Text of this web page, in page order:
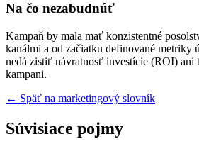
Na čo nezabudnúť
Kampaň by mala mať konzistentné
kanálmi a od začiatku definované metriky
nedá zistiť návratnosť investície (ROI) ani
kampani.
← Späť na marketingový slovník
Súvisiace pojmy